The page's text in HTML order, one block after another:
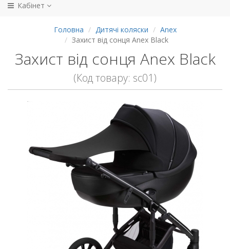
Кабінет
Головна Дитячі коляски
Anex
Захист від сонця Anex Black
Захист від сонця Anex Black
(Код товару: sc01)